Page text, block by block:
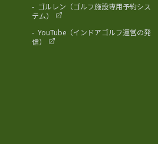
- ゴルレン（ゴルフ施設専用予約シス
テム）
- YouTube（インドアゴルフ運営の発
信）